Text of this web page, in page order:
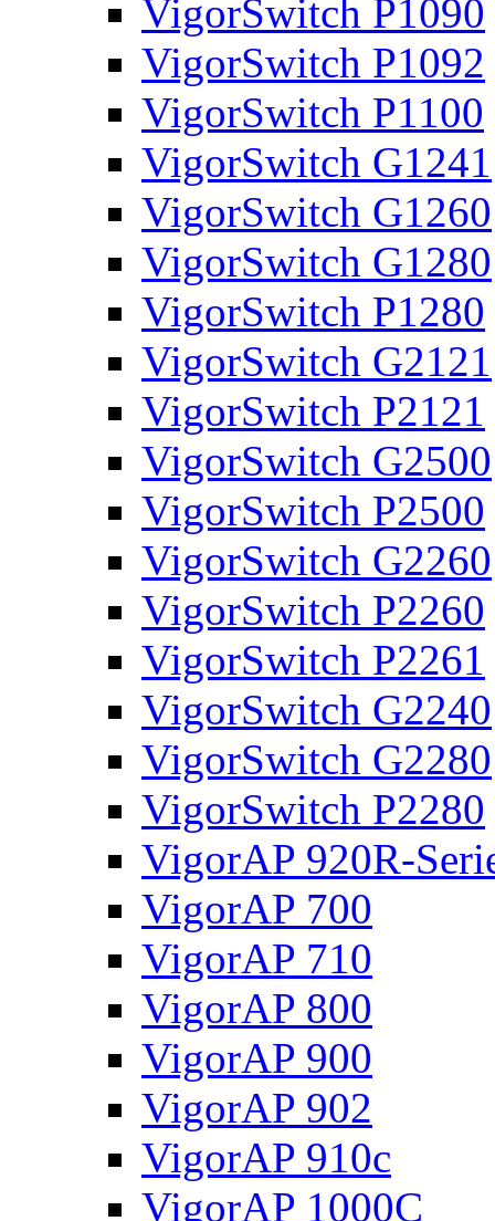
VigorSwitch P1090
VigorSwitch P1092
VigorSwitch P1100
VigorSwitch G1241
VigorSwitch G1260
VigorSwitch G1280
VigorSwitch P1280
VigorSwitch G2121
VigorSwitch P2121
VigorSwitch G2500
VigorSwitch P2500
VigorSwitch G2260
VigorSwitch P2260
VigorSwitch P2261
VigorSwitch G2240
VigorSwitch G2280
VigorSwitch P2280
VigorAP 920R-
VigorAP 700
VigorAP 710
VigorAP 800
VigorAP 900
VigorAP 902
VigorAP 910c
VigorAP 1000C